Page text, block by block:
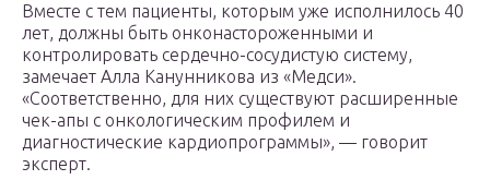
Вместе с тем пациенты, которым уже исполнилось 40
лет, должны быть онконастороженными и
контролировать сердечно-сосудистую систему,
замечает Алла Канунникова из «Медси».
«Соответственно, для них существуют расширенные
чек-апы с онкологическим профилем и
диагностические кардиопрограммы», — говорит
эксперт.